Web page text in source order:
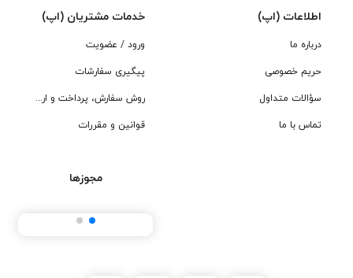
اطلاعات (اپ)
درباره ما
حریم خصوصی
سؤالات متداول
تماس با ما
خدمات مشتریان (اپ)
ورود / عضویت
پیگیری سفارشات
روش سفارش، پرداخت و ارسال
قوانین و مقررات
مجوزها